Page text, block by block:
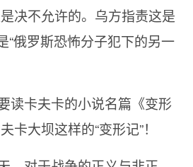
决不允许的。乌方指责这是
“俄罗斯恐怖分子犯下的另一
读卡夫卡的小说名篇《变形
卡大坝这样的“变形记”！